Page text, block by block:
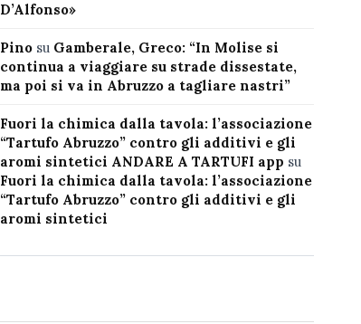
D’Alfonso»
Pinosu Gamberale, Greco: “In Molise si
continua a viaggiare su strade dissestate,
ma poi si va in Abruzzo a tagliare nastri”
Fuori la chimica dalla tavola: l’associazione
“Tartufo Abruzzo” contro gli additivi e gli
aromi sintetici ANDARE A TARTUFI app su
Fuori la chimica dalla tavola: l’associazione
“Tartufo Abruzzo” contro gli additivi e gli
aromi sintetici